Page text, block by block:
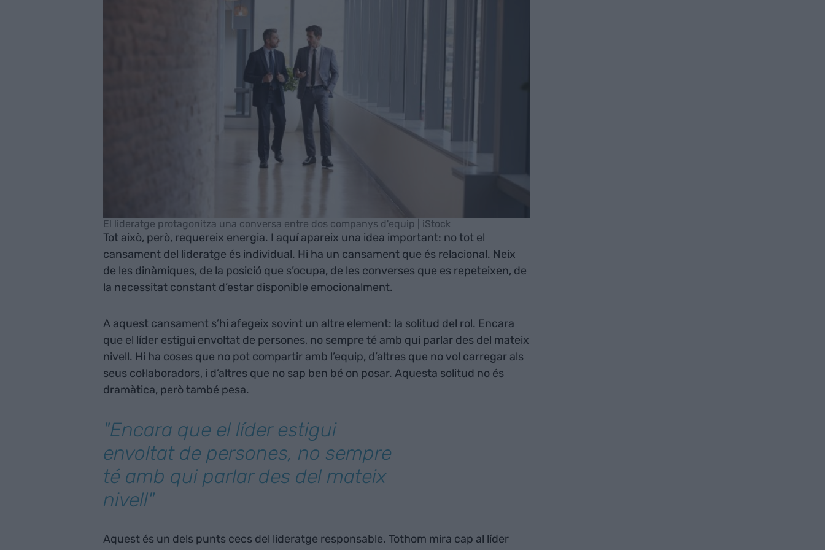
El lideratge protagonitza una conversa entre dos companys d'equip | iStock
Tot això, però, requereix energia. I aquí apareix una idea important: no tot el
cansament del lideratge és individual. Hi ha un cansament que és relacional. Neix
de les dinàmiques, de la posició que s’ocupa, de les converses que es repeteixen, de
la necessitat constant d’estar disponible emocionalment.
A aquest cansament s’hi afegeix sovint un altre element: la solitud del rol. Encara
que el líder estigui envoltat de persones, no sempre té amb qui parlar des del mateix
nivell. Hi ha coses que no pot compartir amb l’equip, d’altres que no vol carregar als
seus col·laboradors, i d’altres que no sap ben bé on posar. Aquesta solitud no és
dramàtica, però també pesa.
"Encara que el líder estigui
envoltat de persones, no sempre
té amb qui parlar des del mateix
nivell"
Aquest és un dels punts cecs del lideratge responsable. Tothom mira cap al líder